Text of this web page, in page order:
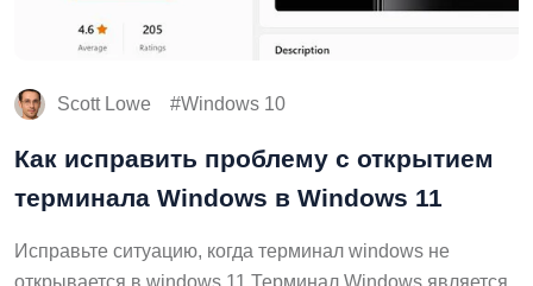
Scott Lowe Windows 10
Как исправить проблему с открытием
терминала Windows в Windows 11
Исправьте ситуацию, когда терминал windows не
открывается в windows 11 Терминал Windows является